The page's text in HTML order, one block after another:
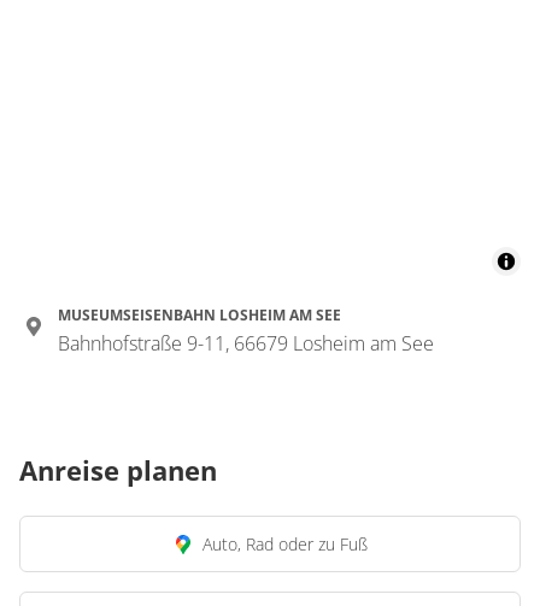
MUSEUMSEISENBAHN LOSHEIM AM SEE
Bahnhofstraße 9-11, 66679 Losheim am See
Anreise planen
Auto, Rad oder zu Fuß